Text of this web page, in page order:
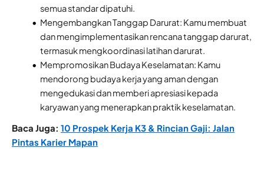
semua standar dipatuhi.
Mengembangkan Tanggap Darurat: Kamu membuat
dan mengimplementasikan rencana tanggap darurat,
termasuk mengkoordinasi latihan darurat.
Mempromosikan Budaya Keselamatan: Kamu
mendorong budaya kerja yang aman dengan
mengedukasi dan memberi apresiasi kepada
karyawan yang menerapkan praktik keselamatan.
Baca Juga: 10 Prospek Kerja K3 & Rincian Gaji: Jalan
Pintas Karier Mapan